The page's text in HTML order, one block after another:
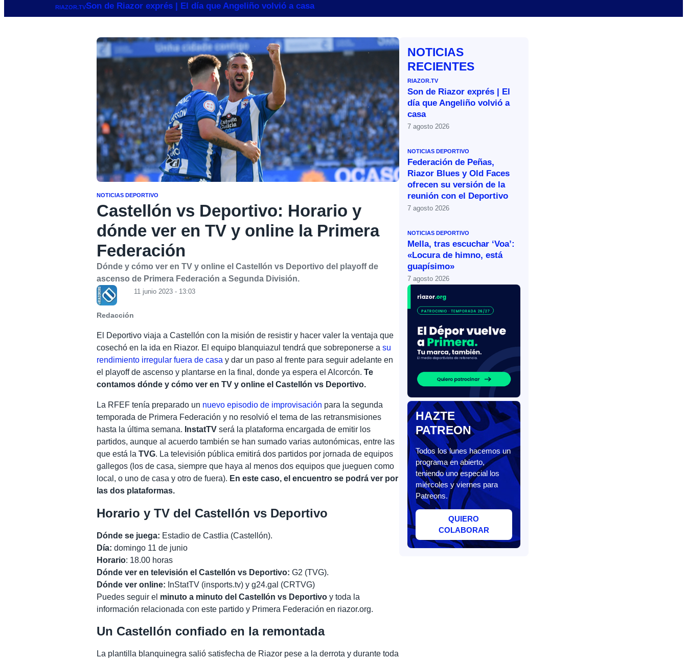
RIAZOR.TVSon de Riazor exprés | El día que Angeliño volvió a casa
NOTICIAS DEPORTIVO
Castellón vs Deportivo: Horario y
dónde ver en TV y online la Primera
Federación
Dónde y cómo ver en TV y online el Castellón vs Deportivo del playoff de
ascenso de Primera Federación a Segunda División.
Redacción
11 junio 2023 - 13:03
El Deportivo viaja a Castellón con la misión de resistir y hacer valer la ventaja que
cosechó en la ida en Riazor. El equipo blanquiazul tendrá que sobreponerse asu
rendimiento irregular fuera de casa y dar un paso al frente para seguir adelante en
el playoff de ascenso y plantarse en la final, donde ya espera el Alcorcón.Te
contamos dónde y cómo ver en TV y online el Castellón vs Deportivo.
La RFEF tenía preparado un nuevo episodio de improvisación para la segunda
temporada de Primera Federación y no resolvió el tema de las retransmisiones
hasta la última semana. InstatTV será la plataforma encargada de emitir los
partidos, aunque al acuerdo también se han sumado varias autonómicas, entre las
que está laTVG. La televisión pública emitirá dos partidos por jornada de equipos
gallegos (los de casa, siempre que haya al menos dos equipos que jueguen como
local, o uno de casa y otro de fuera). En este caso, el encuentro se podrá ver por
las dos plataformas.
Horario y TV del Castellón vs Deportivo
Dónde se juega: Estadio de Castlia (Castellón).
Día: domingo 11 de junio
Horario: 18.00 horas
Dónde ver en televisión el Castellón vs Deportivo: G2 (TVG).
Dónde ver online: InStatTV (insports.tv) y g24.gal (CRTVG)
Puedes seguir el minuto a minuto del Castellón vs Deportivoy toda la
información relacionada con este partido y Primera Federación en riazor.org.
Un Castellón confiado en la remontada
La plantilla blanquinegra salió satisfecha de Riazor pese a la derrota y durante toda
NOTICIAS
RECIENTES
RIAZOR.TV
Son de Riazor exprés | El
día que Angeliño volvió a
casa
7 agosto 2026
NOTICIAS DEPORTIVO
Federación de Peñas,
Riazor Blues y Old Faces
ofrecen su versión de la
reunión con el Deportivo
7 agosto 2026
NOTICIAS DEPORTIVO
Mella, tras escuchar ‘Voa’:
«Locura de himno, está
guapísimo»
7 agosto 2026
HAZTE
PATREON
Todos los lunes hacemos un
programa en abierto,
teniendo uno especial los
miércoles y viernes para
Patreons.
QUIERO
COLABORAR